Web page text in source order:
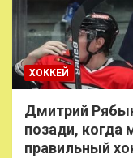
ХОККЕЙ
Дмитрий
позади, когда
правильный